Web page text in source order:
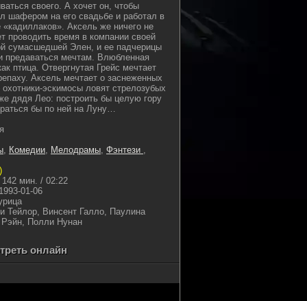
своего. А хочет он, чтобы
шафером на его свадьбе и работал в
Аксель же ничего не
проводить время в компании своей
сумасшедшей Элен, и ее падчерицы
предаваться мечтам. Влюбленная
птица. Отвергнутая Грейс мечтает
Аксель мечтает о заснеженных
эскимосы ловят стрелозубых
дядя Лео: построить бы целую гору
бы по ней на Луну…
, Комедии, Мелодрамы, Фэнтези ,
142 мин. / 02:22
1993-01-06
Винсент Галло, Паулина
Полли Нунан
онлайн